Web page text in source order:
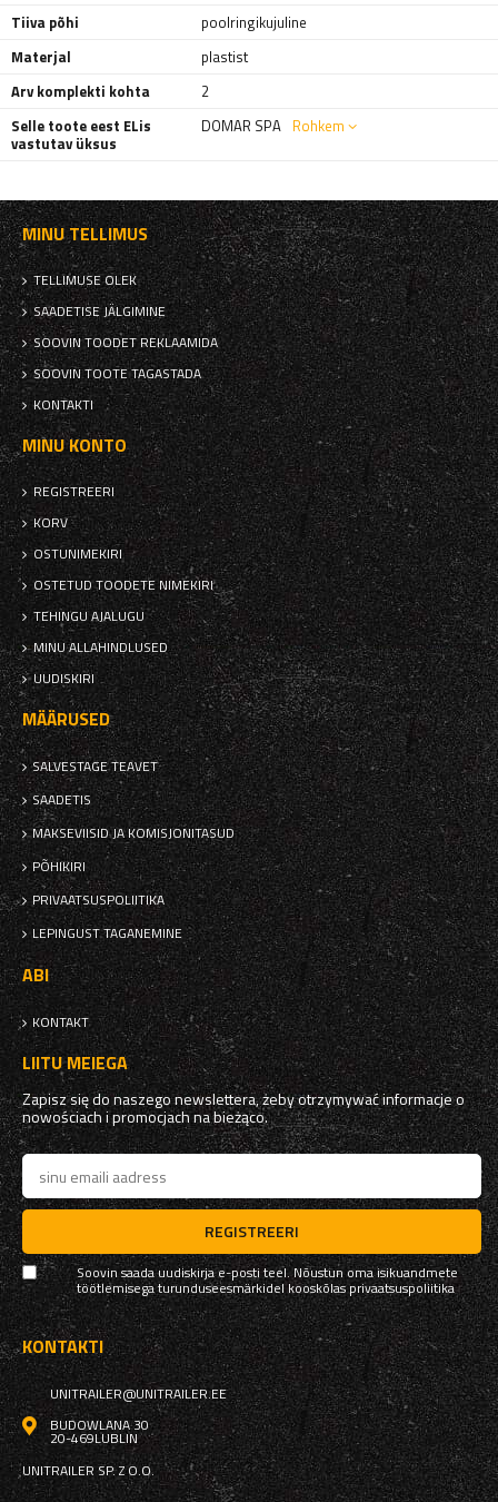
Tiiva põhi
poolringikujuline
Materjal
plastist
Arv komplekti kohta
2
Selle toote eest ELis
vastutav üksus
DOMAR SPA Rohkem
MINU TELLIMUS
TELLIMUSE OLEK
SAADETISE JÄLGIMINE
SOOVIN TOODET REKLAAMIDA
SOOVIN TOOTE TAGASTADA
KONTAKTI
MINU KONTO
REGISTREERI
KORV
OSTUNIMEKIRI
OSTETUD TOODETE NIMEKIRI
TEHINGU AJALUGU
MINU ALLAHINDLUSED
UUDISKIRI
MÄÄRUSED
SALVESTAGE TEAVET
SAADETIS
MAKSEVIISID JA KOMISJONITASUD
PÕHIKIRI
PRIVAATSUSPOLIITIKA
LEPINGUST TAGANEMINE
ABI
KONTAKT
LIITU MEIEGA
Zapisz się do naszego newslettera, żeby otrzymywać informacje o
nowościach i promocjach na bieżąco.
REGISTREERI
Soovin saada uudiskirja e-posti teel. Nõustun oma isikuandmete
töötlemisega turunduseesmärkidel kooskõlasprivaatsuspoliitika
KONTAKTI
UNITRAILER@UNITRAILER.EE
BUDOWLANA 30
20-469LUBLIN
UNITRAILER SP. Z O.O.